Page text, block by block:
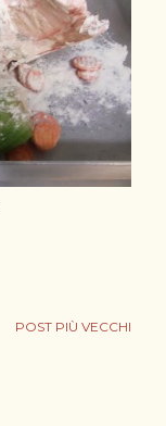
POST PIÙ VECCHI